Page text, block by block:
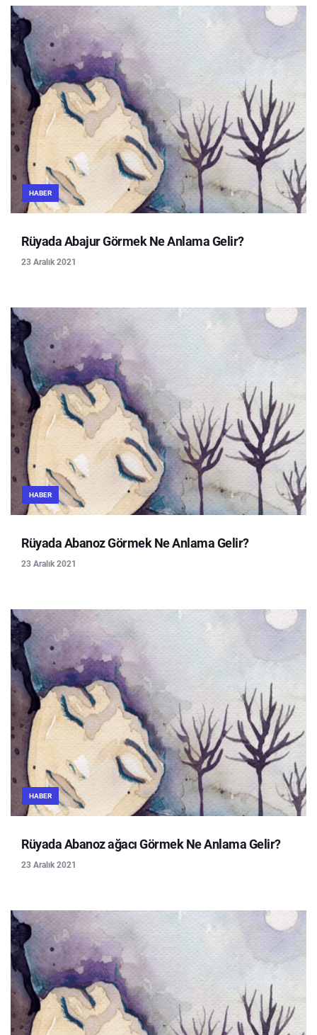
HABER
Rüyada Abajur Görmek Ne Anlama Gelir?
23 Aralık 2021
HABER
Rüyada Abanoz Görmek Ne Anlama Gelir?
23 Aralık 2021
HABER
Rüyada Abanoz ağacı Görmek Ne Anlama Gelir?
23 Aralık 2021